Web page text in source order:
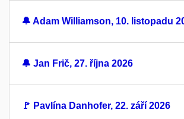
🔔 Adam Williamson, 10. listopadu
🔔 Jan Frič, 27. října 2026
🚩 Pavlína Danhofer, 22. září 2026